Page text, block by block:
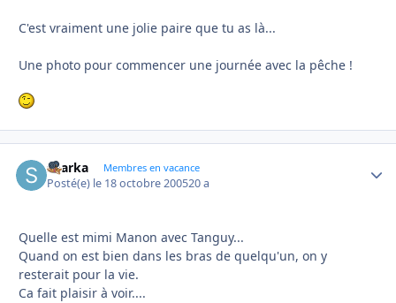
C'est vraiment une jolie paire que tu as là...
Une photo pour commencer une journée avec la pêche !
sharka Membres en vacance
Posté(e) le 18 octobre 200520 a
Quelle est mimi Manon avec Tanguy...
Quand on est bien dans les bras de quelqu'un, on y
resterait pour la vie.
Ca fait plaisir à voir....